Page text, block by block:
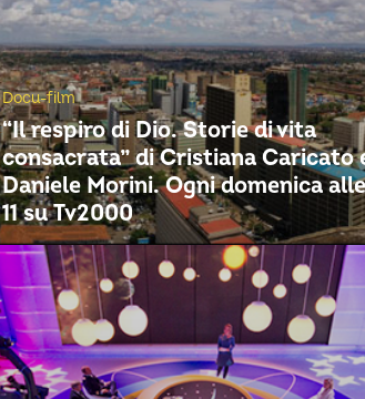
Docu-film
“Il respiro di Dio. Storie di vita
consacrata” di Cristiana Caricato
Daniele Morini. Ogni domenica alle
11 su Tv2000